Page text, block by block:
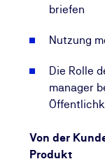
briefen
Nutzung
Die Rolle
manager
Von der
Produkt